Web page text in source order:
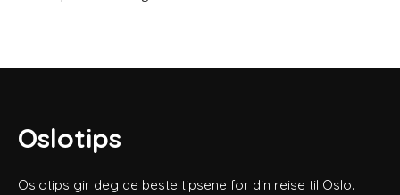
Oslotips
Oslotips gir deg de beste tipsene for din reise til Oslo.